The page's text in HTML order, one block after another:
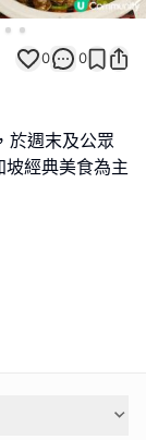
0 0
於週末及公眾
經典美食為主